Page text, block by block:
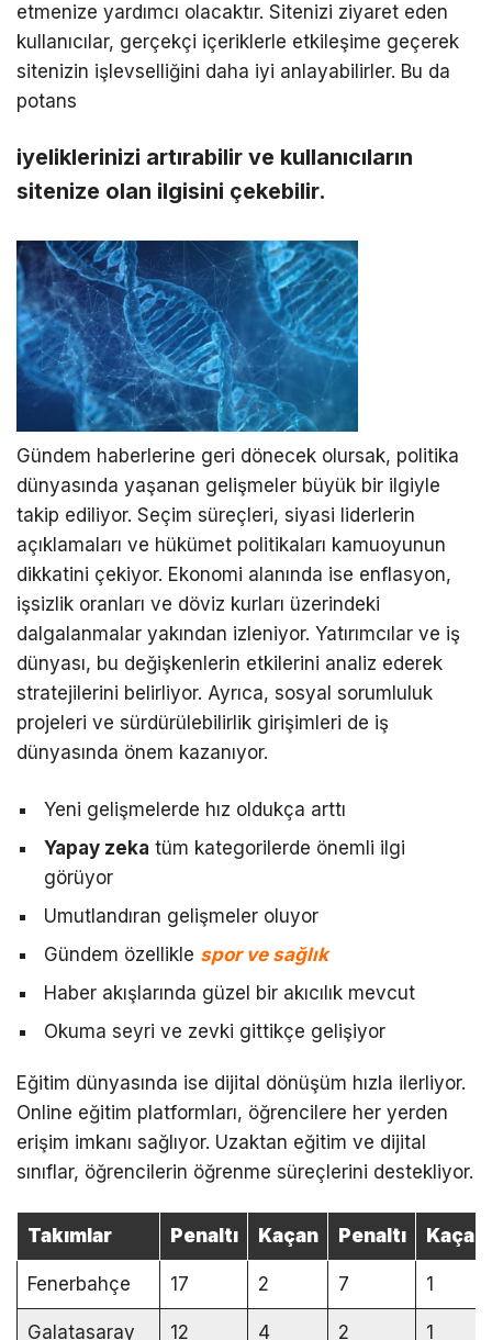
etmenize yardımcı olacaktır. Sitenizi ziyaret eden
kullanıcılar, gerçekçi içeriklerle etkileşime geçerek
sitenizin işlevselliğini daha iyi anlayabilirler. Bu da
potans
iyeliklerinizi artırabilir ve kullanıcıların
sitenize olan ilgisini çekebilir.
Gündem haberlerine geri dönecek olursak, politika
dünyasında yaşanan gelişmeler büyük bir ilgiyle
takip ediliyor. Seçim süreçleri, siyasi liderlerin
açıklamaları ve hükümet politikaları kamuoyunun
dikkatini çekiyor. Ekonomi alanında ise enflasyon,
işsizlik oranları ve döviz kurları üzerindeki
dalgalanmalar yakından izleniyor. Yatırımcılar ve iş
dünyası, bu değişkenlerin etkilerini analiz ederek
stratejilerini belirliyor. Ayrıca, sosyal sorumluluk
projeleri ve sürdürülebilirlik girişimleri de iş
dünyasında önem kazanıyor.
Yeni gelişmelerde hız oldukça arttı
Yapay zeka tüm kategorilerde önemli ilgi
görüyor
Umutlandıran gelişmeler oluyor
Gündem özellikle spor ve sağlık
Haber akışlarında güzel bir akıcılık mevcut
Okuma seyri ve zevki gittikçe gelişiyor
Eğitim dünyasında ise dijital dönüşüm hızla ilerliyor.
Online eğitim platformları, öğrencilere her yerden
erişim imkanı sağlıyor. Uzaktan eğitim ve dijital
sınıflar, öğrencilerin öğrenme süreçlerini destekliyor.
Takımlar Penaltı Kaçan Penaltı Kaçan
Fenerbahçe 17 2 7 1
Galatasaray 12 4 2 1